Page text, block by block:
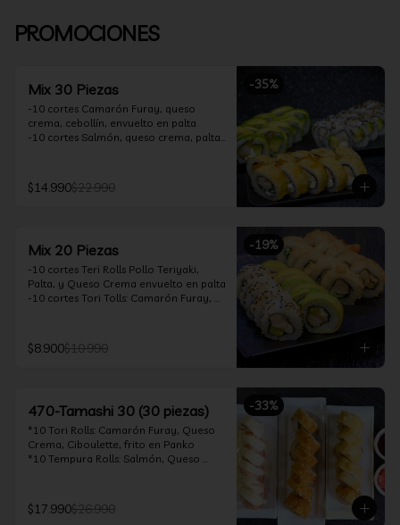
PROMOCIONES
-35%
Mix 30 Piezas
-10 cortes Camarón Furay, queso
crema, cebollín, envuelto en palta
-10 cortes Salmón, queso crema, palta,
cebollín, frito en tempura
*Incluye 2 soya 30ml / 2 palitos / 1 salsa
$14.990$22.990
-19%
Mix 20 Piezas
-10 cortes Teri Rolls Pollo Teriyaki,
Palta, y Queso Crema envuelto en palta
-10 cortes Tori Tolls: Camarón Furay,
teriyaki 30ml
$8.900$10.990
-33%
470-Tamashi 30 (30 piezas)
*10 Tori Rolls: Camarón Furay, Queso
Crema, Ciboulette, frito en Panko
*10 Tempura Rolls: Salmón, Queso
furay, queso crema y cebollín, envuelto
en salmón y bañado en salsa
$17.990$26.990